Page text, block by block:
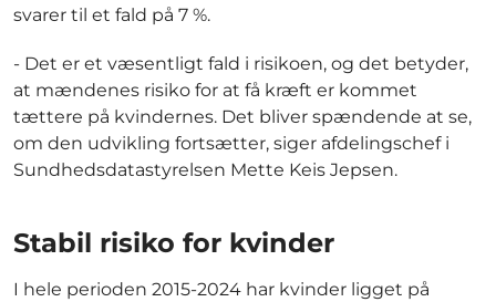
svarer til et fald på 7 %.
- Det er et væsentligt fald i risikoen, og det betyder,
at mændenes risiko for at få kræft er kommet
tættere på kvindernes. Det bliver spændende at se,
om den udvikling fortsætter, siger afdelingschef i
Sundhedsdatastyrelsen Mette Keis Jepsen.
Stabil risiko for kvinder
I hele perioden 2015-2024 har kvinder ligget på